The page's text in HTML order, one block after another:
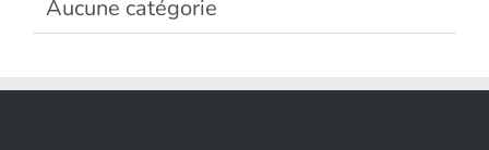
Aucune catégorie